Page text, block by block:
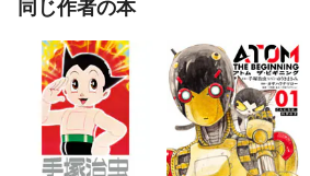
同じ作者の本